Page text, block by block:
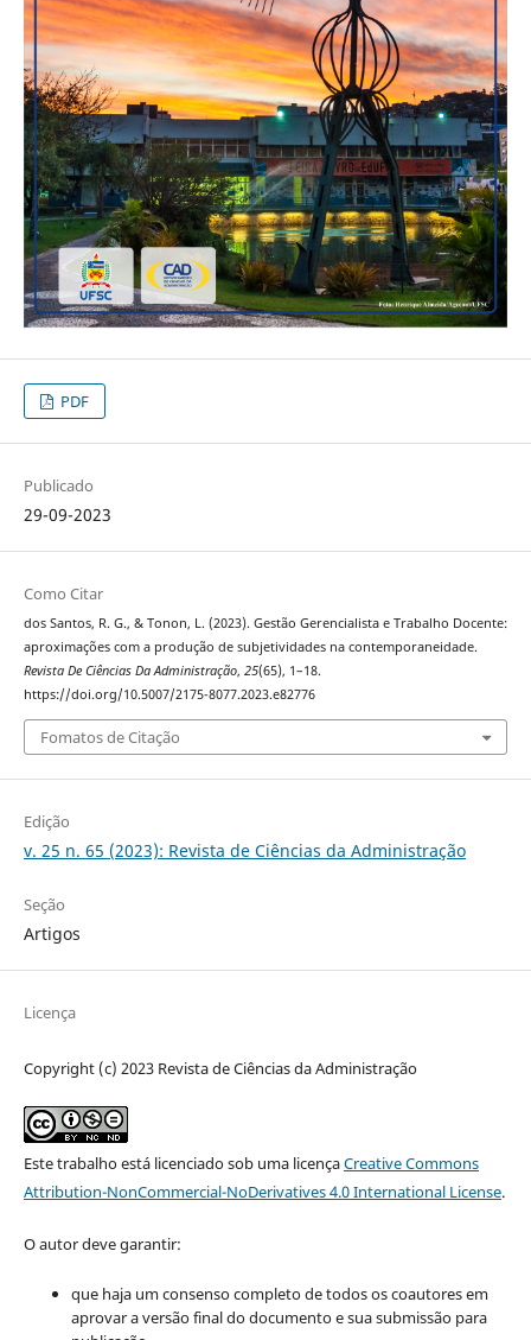
PDF
Publicado
29-09-2023
Como Citar
dos Santos, R. G., & Tonon, L. (2023). Gestão Gerencialista e Trabalho Docente:
aproximações com a produção de subjetividades na contemporaneidade.
Revista De Ciências Da Administração, 25(65), 1–18.
https://doi.org/10.5007/2175-8077.2023.e82776
Fomatos de Citação
Edição
v. 25 n. 65 (2023): Revista de Ciências da Administração
Seção
Artigos
Licença
Copyright (c) 2023 Revista de Ciências da Administração
Este trabalho está licenciado sob uma licençaCreative Commons
Attribution-NonCommercial-NoDerivatives 4.0 International License.
O autor deve garantir:
que haja um consenso completo de todos os coautores em
aprovar a versão final do documento e sua submissão para